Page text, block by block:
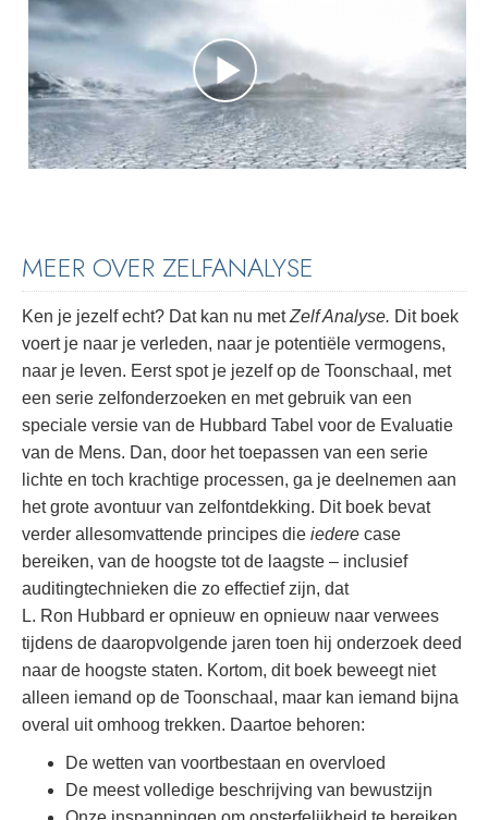
MEER OVER ZELFANALYSE
Ken je jezelf echt? Dat kan nu metZelf Analyse. Dit boek
voert je naar je verleden, naar je potentiële vermogens,
naar je leven. Eerst spot je jezelf op de Toonschaal, met
een serie zelfonderzoeken en met gebruik van een
speciale versie van de Hubbard Tabel voor de Evaluatie
van de Mens. Dan, door het toepassen van een serie
lichte en toch krachtige processen, ga je deelnemen aan
het grote avontuur van zelfontdekking. Dit boek bevat
verder allesomvattende principes die iedere case
bereiken, van de hoogste tot de laagste – inclusief
auditingtechnieken die zo effectief zijn, dat
L. Ron Hubbard er opnieuw en opnieuw naar verwees
tijdens de daaropvolgende jaren toen hij onderzoek deed
naar de hoogste staten. Kortom, dit boek beweegt niet
alleen iemand op de Toonschaal, maar kan iemand bijna
overal uit omhoog trekken. Daartoe behoren:
De wetten van voortbestaan en overvloed
De meest volledige beschrijving van bewustzijn